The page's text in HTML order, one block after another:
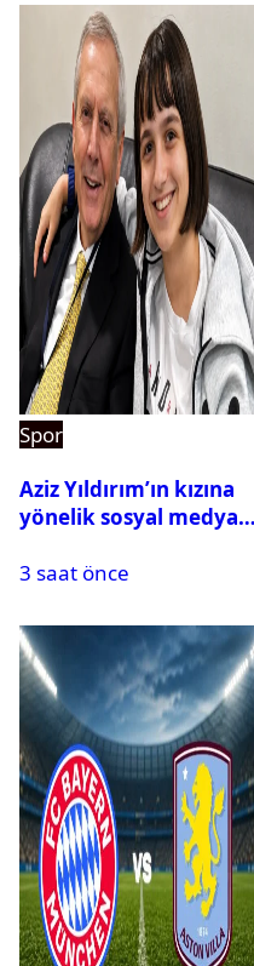
Spor
Aziz Yıldırım’ın kızına
yönelik sosyal medya
hakkında karar çıktı
3 saat önce